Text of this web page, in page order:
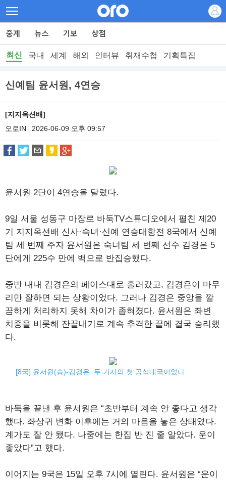
최신 국내 세계 해외 인터뷰 취재수첩 기획특집
신예팀 윤서원, 4연승
[지지옥션배]
오로IN
2026-06-09 오후 09:57
윤서원 2단이 4연승을 달렸다.
9일 서울 성동구 마장로 바둑TV스튜디오에서 펼친 제20
기 지지옥션배 신사·숙녀·신예 연승대항전 8국에서 신예
팀 세 번째 주자 윤서원은 숙녀팀 세 번째 선수 김경은 5
단에게 225수 만에 백으로 반집승했다.
중반 내내 김경은의 페이스대로 흘러갔고, 김경은이 마무
리만 잘하면 되는 상황이었다. 그러나 김경은 중앙을 깔
끔하게 처리하지 못해 차이가 좁혀졌다. 윤서원은 좌변
치중을 비롯해 잔끝내기로 계속 추격한 끝에 결국 승리했
다.
[8국] 윤서원(승)-김경은. 두 기사의 첫 공식대국이었다.
바둑을 끝낸 후 윤서원은 “초반부터 계속 안 좋다고 생각
했다. 좌상귀 변화 이후에는 거의 마음을 놓은 상태였다.
계가도 잘 안 됐다. 나중에는 한집 반 진 줄 알았다. 운이
좋았다”고 했다.
이어지는 9국은 15일 오후 7시에 열린다. 윤서원은 “운이